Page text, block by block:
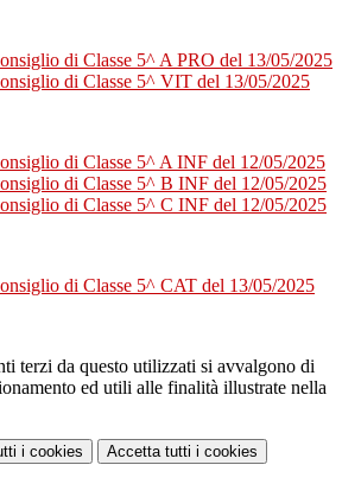
di Classe 5^ A PRO del 13/05/2025
di Classe 5^ VIT del 13/05/2025
di Classe 5^ A INF del 12/05/2025
di Classe 5^ B INF del 12/05/2025
di Classe 5^ C INF del 12/05/2025
di Classe 5^ CAT del 13/05/2025
terzi da questo utilizzati si avvalgono di
ed utili alle finalità illustrate nella
i cookies Accetta tutti i cookies